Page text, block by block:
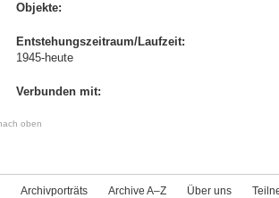
Objekte:
Entstehungszeitraum/Laufzeit:
1945-heute
Verbunden mit:
oben
Archivporträts Archive A–Z Über uns